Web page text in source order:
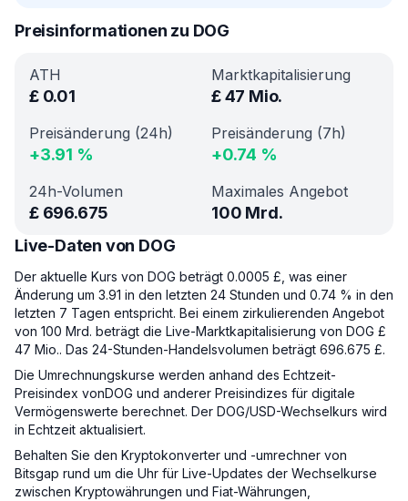
Preisinformationen zu DOG
ATH
£ 0.01
Marktkapitalisierung
£47 Mio.
Preisänderung (24h)
+3.91 %
Preisänderung (7h)
+0.74 %
24h-Volumen
£ 696.675
Maximales Angebot
100 Mrd.
Live-Daten von DOG
Der aktuelle Kurs von DOG beträgt 0.0005 £, was einer
Änderung um 3.91 in den letzten 24 Stunden und 0.74 % in den
letzten 7 Tagen entspricht. Bei einem zirkulierenden Angebot
von 100 Mrd. beträgt die Live-Marktkapitalisierung von DOG £
47 Mio.. Das 24-Stunden-Handelsvolumen beträgt 696.675 £.
Die Umrechnungskurse werden anhand des Echtzeit-
Preisindex vonDOG und anderer Preisindizes für digitale
Vermögenswerte berechnet. Der DOG/USD-Wechselkurs wird
in Echtzeit aktualisiert.
Behalten Sie den Kryptokonverter und -umrechner von
Bitsgap rund um die Uhr für Live-Updates der Wechselkurse
zwischen Kryptowährungen und Fiat-Währungen,